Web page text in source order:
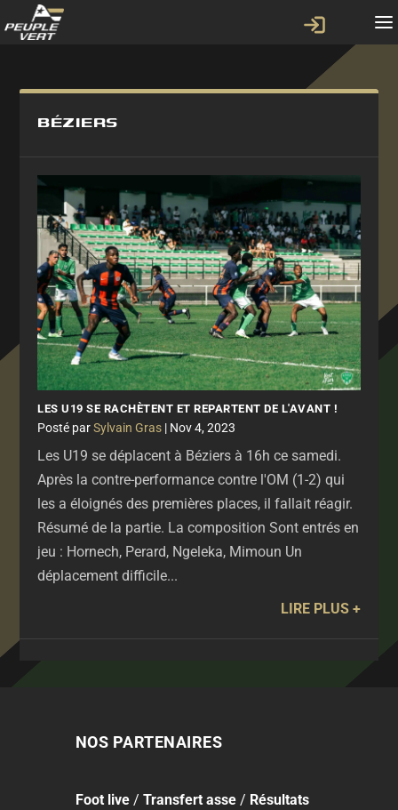
BÉZIERS
LES U19 SE RACHÈTENT ET REPARTENT DE L'AVANT !
parSylvain Gras | Nov 4, 2023
Les U19 se déplacent à Béziers à 16h ce samedi.
Après la contre-performance contre l'OM (1-2) qui
les a éloignés des premières places, il fallait réagir.
Résumé de la partie. La composition Sont entrés en
jeu : Hornech, Perard, Ngeleka, Mimoun Un
déplacement difficile...
LIRE PLUS
NOS PARTENAIRES
Footlive/ Transfert asse/ Résultats